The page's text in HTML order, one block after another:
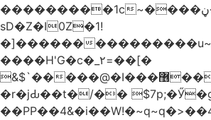
���������1c~����ڼ�rl
sD�Z�I0Z�1!
�]������
����H'G�c�_٢=��[�
&$`�����@�Ӏ���޶��,l-
�r�jԂ��t�/��